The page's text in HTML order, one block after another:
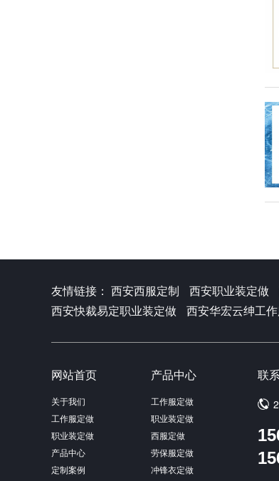
友情链接： 西安西服定制 西安职业装定做
西安快裁易定职业装定做
西安华宏云绅工
网站首页
关于我们
工作服定做
职业装定做
产品中心
定制案例
产品中心
工作服定做
职业装定做
西服定做
劳保服定做
冲锋衣定做
联